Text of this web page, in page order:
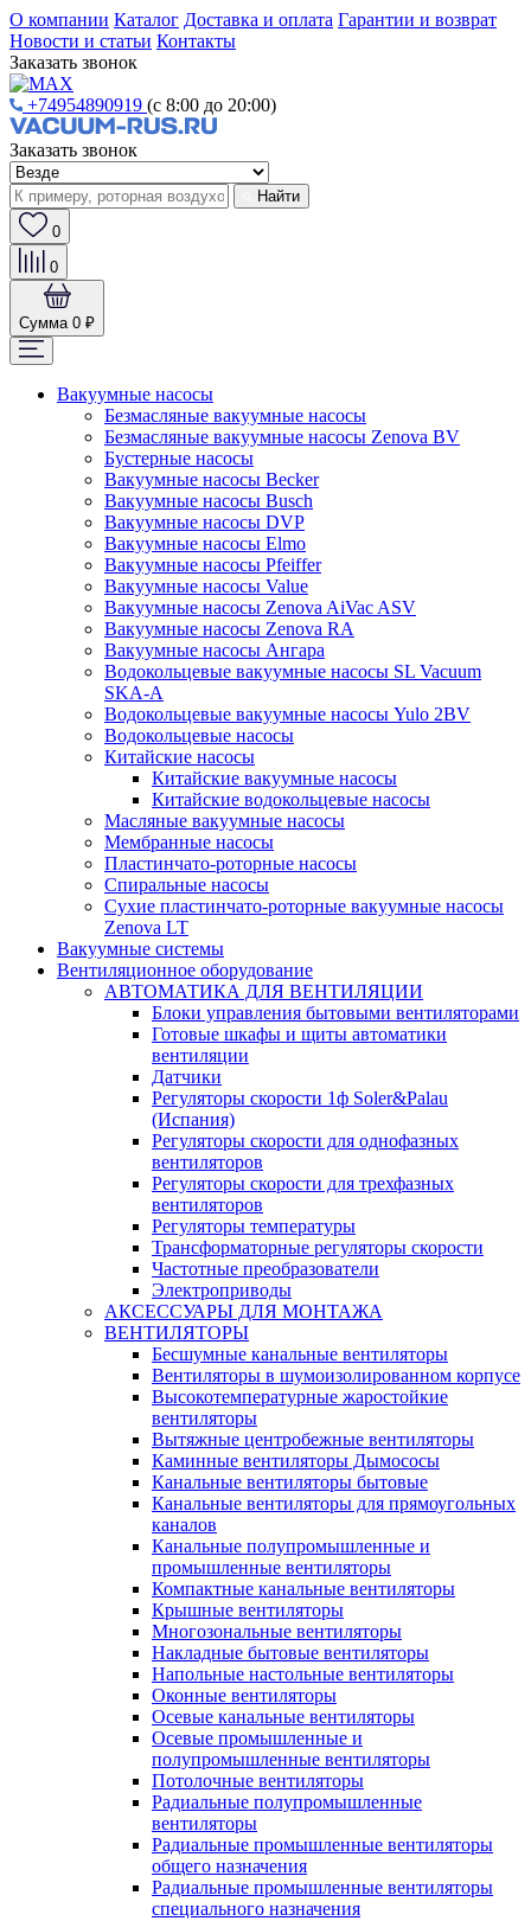
О компании Каталог Доставка и оплата Гарантии и возврат
Новости и статьи Контакты
Заказать звонок
+74954890919 (с 8:00 до 20:00)
Заказать звонок
Найти
0
0
Сумма 0 ₽
Вакуумные насосы
Безмасляные вакуумные насосы
Безмасляные вакуумные насосы Zenova BV
Бустерные насосы
Вакуумные насосы Becker
Вакуумные насосы Busch
Вакуумные насосы DVP
Вакуумные насосы Elmo
Вакуумные насосы Pfeiffer
Вакуумные насосы Value
Вакуумные насосы Zenova AiVac ASV
Вакуумные насосы Zenova RA
Вакуумные насосы Ангара
Водокольцевые вакуумные насосы SL Vacuum
SKA-A
Водокольцевые вакуумные насосы Yulo 2BV
Водокольцевые насосы
Китайские насосы
Китайские вакуумные насосы
Китайские водокольцевые насосы
Масляные вакуумные насосы
Мембранные насосы
Пластинчато-роторные насосы
Спиральные насосы
Сухие пластинчато-роторные вакуумные насосы
Zenova LT
Вакуумные системы
Вентиляционное оборудование
АВТОМАТИКА ДЛЯ ВЕНТИЛЯЦИИ
Блоки управления бытовыми вентиляторами
Готовые шкафы и щиты автоматики
вентиляции
Датчики
Регуляторы скорости 1ф Soler&Palau
(Испания)
Регуляторы скорости для однофазных
вентиляторов
Регуляторы скорости для трехфазных
вентиляторов
Регуляторы температуры
Трансформаторные регуляторы скорости
Частотные преобразователи
Электроприводы
АКСЕССУАРЫ ДЛЯ МОНТАЖА
ВЕНТИЛЯТОРЫ
Бесшумные канальные вентиляторы
Вентиляторы в шумоизолированном корпусе
Высокотемпературные жаростойкие
вентиляторы
Вытяжные центробежные вентиляторы
Каминные вентиляторы Дымососы
Канальные вентиляторы бытовые
Канальные вентиляторы для прямоугольных
каналов
Канальные полупромышленные и
промышленные вентиляторы
Компактные канальные вентиляторы
Крышные вентиляторы
Многозональные вентиляторы
Накладные бытовые вентиляторы
Напольные настольные вентиляторы
Оконные вентиляторы
Осевые канальные вентиляторы
Осевые промышленные и
полупромышленные вентиляторы
Потолочные вентиляторы
Радиальные полупромышленные
вентиляторы
Радиальные промышленные вентиляторы
общего назначения
Радиальные промышленные вентиляторы
специального назначения